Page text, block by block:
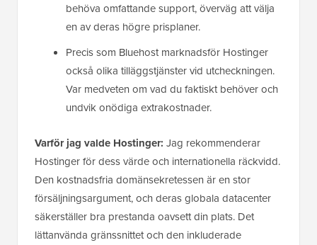
behöva omfattande support, överväg att välja
en av deras högre prisplaner.
Precis som Bluehost marknadsför Hostinger
också olika tilläggstjänster vid utcheckningen.
Var medveten om vad du faktiskt behöver och
undvik onödiga extrakostnader.
Varför jag valde Hostinger: Jag rekommenderar
Hostinger för dess värde och internationella räckvidd.
Den kostnadsfria domänsekretessen är en stor
försäljningsargument, och deras globala datacenter
säkerställer bra prestanda oavsett din plats. Det
lättanvända gränssnittet och den inkluderade